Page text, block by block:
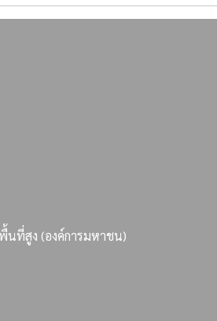
ที่สูง (องค์การมหาชน)